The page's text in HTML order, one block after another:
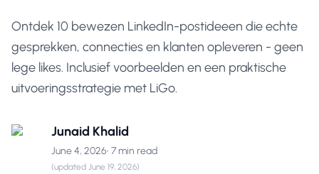
Ontdek 10 bewezen LinkedIn-postideeen die echte
gesprekken, connecties en klanten opleveren - geen
lege likes. Inclusief voorbeelden en een praktische
uitvoeringsstrategie met LiGo.
Junaid Khalid
June 4, 2026• 7 min read
(updated June 19, 2026)